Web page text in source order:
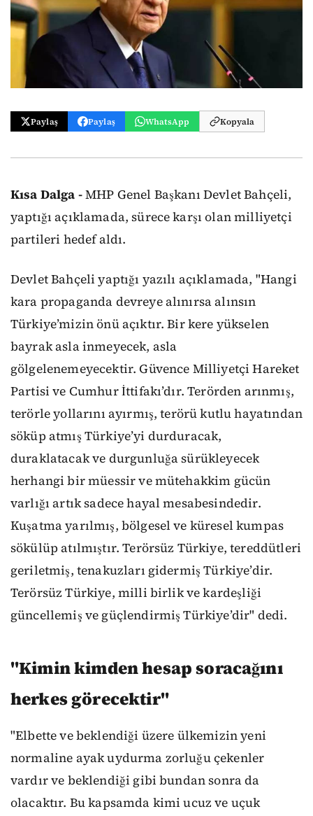
Paylaş Paylaş WhatsApp Kopyala
Kısa Dalga -MHP Genel Başkanı Devlet Bahçeli,
yaptığı açıklamada, sürece karşı olan milliyetçi
partileri hedef aldı.
Devlet Bahçeli yaptığı yazılı açıklamada, "Hangi
kara propaganda devreye alınırsa alınsın
Türkiye’mizin önü açıktır. Bir kere yükselen
bayrak asla inmeyecek, asla
gölgelenemeyecektir. Güvence Milliyetçi Hareket
Partisi ve Cumhur İttifakı’dır. Terörden arınmış,
terörle yollarını ayırmış, terörü kutlu hayatından
söküp atmış Türkiye’yi durduracak,
duraklatacak ve durgunluğa sürükleyecek
herhangi bir müessir ve mütehakkim gücün
varlığı artık sadece hayal mesabesindedir.
Kuşatma yarılmış, bölgesel ve küresel kumpas
sökülüp atılmıştır. Terörsüz Türkiye, tereddütleri
geriletmiş, tenakuzları gidermiş Türkiye’dir.
Terörsüz Türkiye, milli birlik ve kardeşliği
güncellemiş ve güçlendirmiş Türkiye’dir" dedi.
"Kimin kimden hesap soracağını
herkes görecektir"
"Elbette ve beklendiği üzere ülkemizin yeni
normaline ayak uydurma zorluğu çekenler
vardır ve beklendiği gibi bundan sonra da
olacaktır. Bu kapsamda kimi ucuz ve uçuk